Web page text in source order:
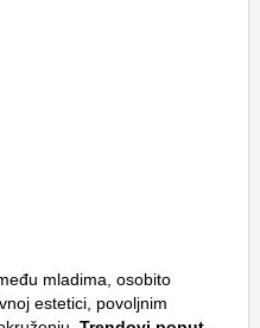
mladima, osobito
estetici, povoljnim